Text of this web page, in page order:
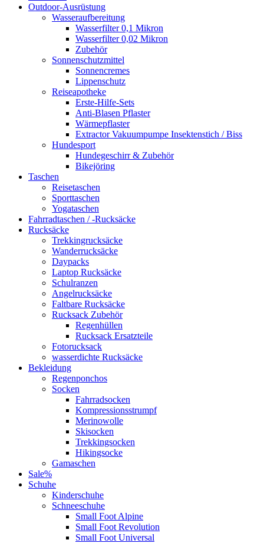
Outdoor-Ausrüstung
Wasseraufbereitung
Wasserfilter 0,1 Mikron
Wasserfilter 0,02 Mikron
Zubehör
Sonnenschutzmittel
Sonnencremes
Lippenschutz
Reiseapotheke
Erste-Hilfe-Sets
Anti-Blasen Pflaster
Wärmepflaster
Extractor Vakuumpumpe Insektenstich / Biss
Hundesport
Hundegeschirr & Zubehör
Bikejöring
Taschen
Reisetaschen
Sporttaschen
Yogataschen
Fahrradtaschen / -Rucksäcke
Rucksäcke
Trekkingrucksäcke
Wanderrucksäcke
Daypacks
Laptop Rucksäcke
Schulranzen
Angelrucksäcke
Faltbare Rucksäcke
Rucksack Zubehör
Regenhüllen
Rucksack Ersatzteile
Fotorucksack
wasserdichte Rucksäcke
Bekleidung
Regenponchos
Socken
Fahrradsocken
Kompressionsstrumpf
Merinowolle
Skisocken
Trekkingsocken
Hikingsocke
Gamaschen
Sale%
Schuhe
Kinderschuhe
Schneeschuhe
Small Foot Alpine
Small Foot Revolution
Small Foot Universal